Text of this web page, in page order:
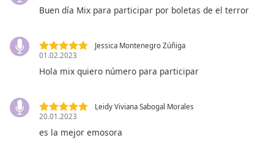
Buen día Mix para participar por boletas de el terror
Jessica Montenegro Zúñiga
01.02.2023
Hola mix quiero número para participar
Leidy Viviana Sabogal Morales
20.01.2023
es la mejor emosora